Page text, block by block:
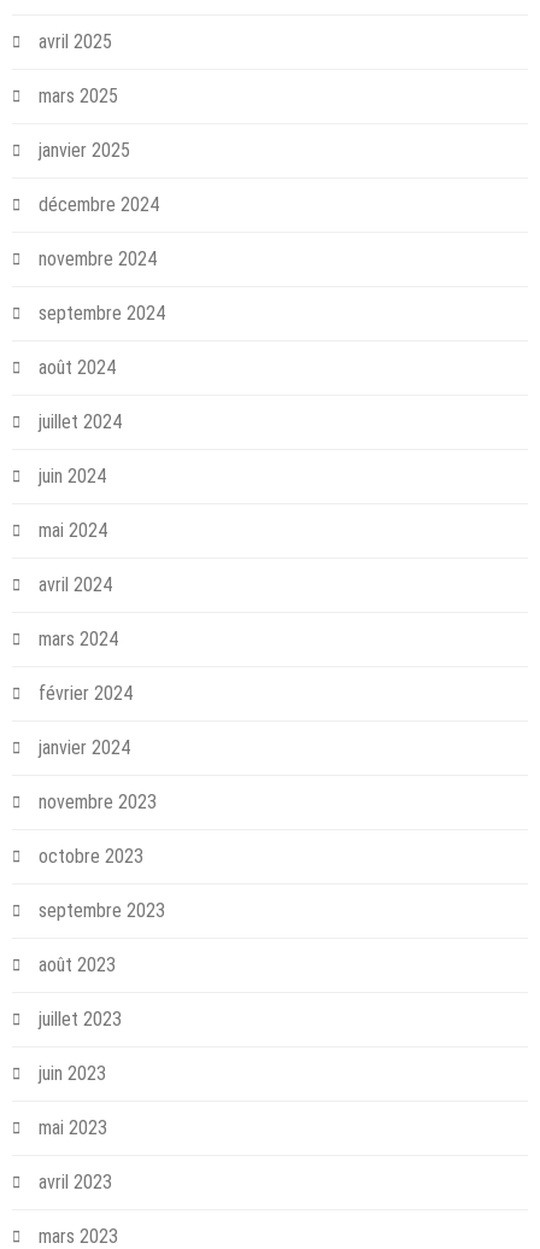
avril 2025
mars 2025
janvier 2025
décembre 2024
novembre 2024
septembre 2024
août 2024
juillet 2024
juin 2024
mai 2024
avril 2024
mars 2024
février 2024
janvier 2024
novembre 2023
octobre 2023
septembre 2023
août 2023
juillet 2023
juin 2023
mai 2023
avril 2023
mars 2023